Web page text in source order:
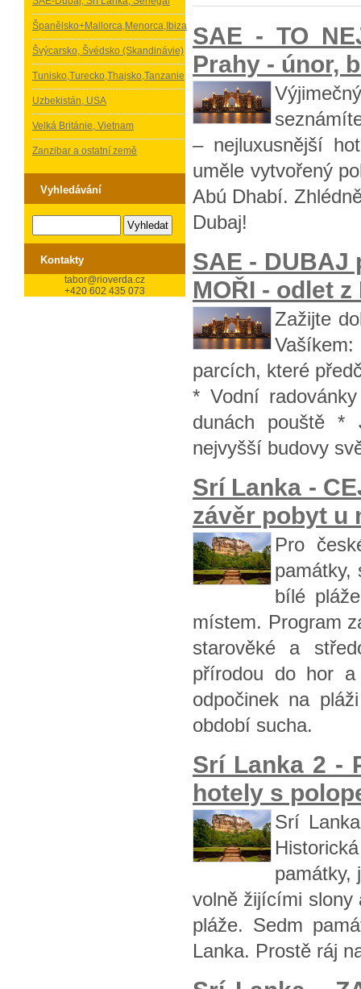
Španělsko+Mallorca,Menorca,Ibiza
Švýcarsko, Švédsko (Skandinávie)
Tunisko,Turecko,Thajsko,Tanzanie
Uzbekistán, USA
Velká Británie, Vietnam
Zanzibar a ostatní země
Vyhledávání
Kontakty
tabor@rioverda.cz
+420 602 435 073
SAE - TO
Prahy - únor,
– nejluxusnější
uměle vytvořený
Abú Dhabí.
Dubaj!
SAE - DUBAJ
MOŘI - odlet
Zažijte
parcích, které
* Vodní
dunách pouště *
nejvyšší budovy
Srí Lanka -
závěr pobyt u
Pro
památky,
bílé
místem. Program
starověké a
přírodou do hor
odpočinek na
období sucha.
Srí Lanka 2 -
hotely s
Srí
památky,
volně žijícími slony
pláže. Sedm
Lanka. Prostě ráj